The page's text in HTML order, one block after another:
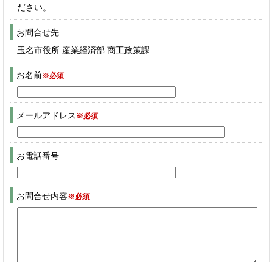
ださい。
お問合せ先
玉名市役所 産業経済部 商工政策課
お名前※必須
メールアドレス ※必須
お電話番号
お問合せ内容※必須